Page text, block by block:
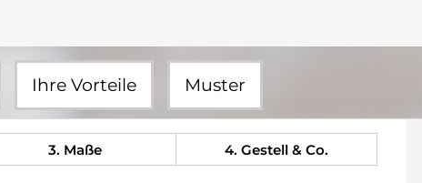
Ihre Vorteile Muster
3. Maße 4. Gestell & Co.